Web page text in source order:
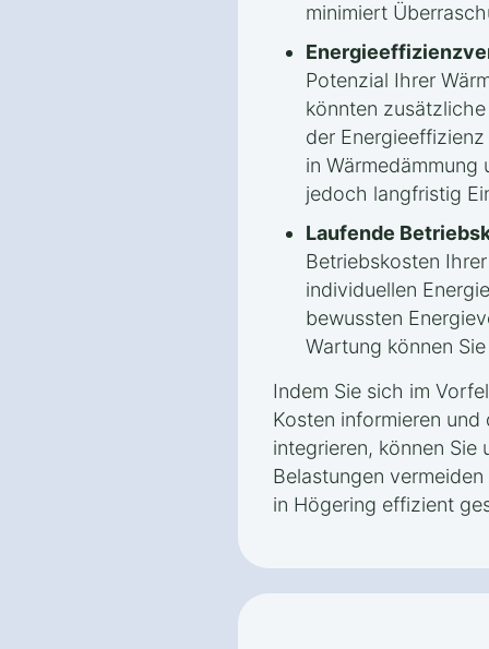
minimiert
Potenzial Ihrer
könnten
der
in Wärmedämmung
jedoch langfristig
Laufende
Betriebskosten
individuellen
bewussten
Wartung können
Indem Sie sich im
Kosten informieren und
integrieren, können Sie
Belastungen
in Högering effizient